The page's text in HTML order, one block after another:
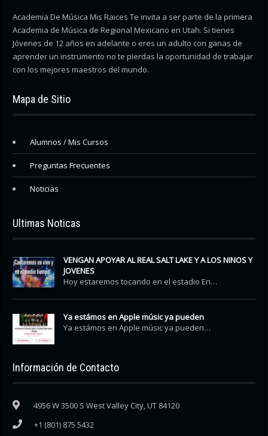
Academia De Música Mis Raices Te invita a ser parte de la primera
Academia de Música de Regional Mexicano en Utah. Si tienes
Jóvenes de 12 años en adelante o eres un adulto con ganas de
aprender un instrumento no te pierdas la oportunidad de trabajar
con los mejores maestros del mundo.
Mapa de Sitio
Alumnos / Mis Cursos
Preguntas Frecuentes
Noticias
Ultimas Noticas
VENGAN APOYAR AL REAL SALT LAKE Y A LOS NINOS Y
JOVENES
Hoy estaremos tocando en el estadio En…
Ya estámos en Apple músic ya pueden
Ya estámos en Apple músic ya pueden…
Información de Contacto
4956 W 3500 S West Valley City, UT 84120
+1 (801) 875 5432